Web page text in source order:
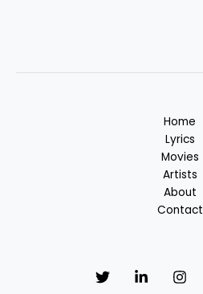
Home
Lyrics
Movies
Artists
About
Contact